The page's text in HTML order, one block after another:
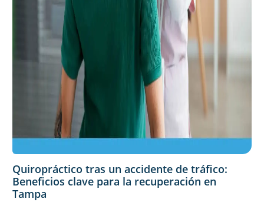
Quiropráctico tras un accidente de tráfico:
Beneficios clave para la recuperación en
Tampa